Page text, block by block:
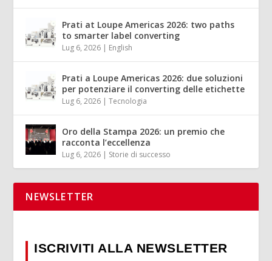
Prati at Loupe Americas 2026: two paths
to smarter label converting
Lug 6, 2026 | English
Prati a Loupe Americas 2026: due soluzioni
per potenziare il converting delle etichette
Lug 6, 2026 |Tecnologia
Oro della Stampa 2026: un premio che
racconta l’eccellenza
Lug 6, 2026 | Storie di successo
NEWSLETTER
ISCRIVITI ALLA NEWSLETTER